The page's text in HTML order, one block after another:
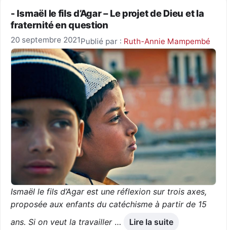
- Ismaël le fils d’Agar – Le projet de Dieu et la
fraternité en question
20 septembre 2021Publié par : Ruth-Annie Mampembé
Ismaël le fils d’Agar est une réflexion sur trois axes,
proposée aux enfants du catéchisme à partir de 15
ans. ​​Si on veut la travailler … Lire la suite